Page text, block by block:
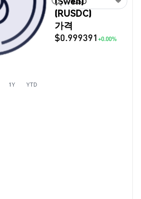
(RUSDC)
가격
$0.999391 +0.00%
1Y YTD